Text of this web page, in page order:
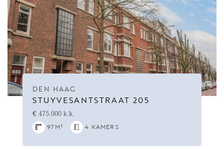
DEN HAAG
STUYVESANTSTRAAT 205
€ 475.000 k.k.
97M² 4 KAMERS